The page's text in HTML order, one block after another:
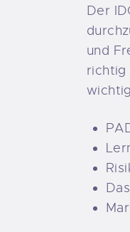
Der
und
richtig